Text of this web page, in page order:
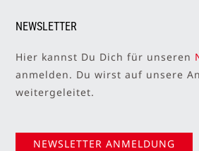
NEWSLETTER
Hier kannst Du Dich für unseren
anmelden. Du wirst auf unsere
weitergeleitet.
NEWSLETTER ANMELDUNG